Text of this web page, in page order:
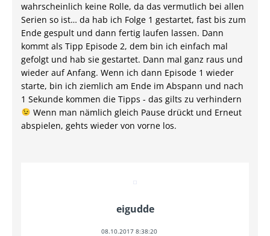
wahrscheinlich keine Rolle, da das vermutlich bei allen
Serien so ist… da hab ich Folge 1 gestartet, fast bis zum
Ende gespult und dann fertig laufen lassen. Dann
kommt als Tipp Episode 2, dem bin ich einfach mal
gefolgt und hab sie gestartet. Dann mal ganz raus und
wieder auf Anfang. Wenn ich dann Episode 1 wieder
starte, bin ich ziemlich am Ende im Abspann und nach
1 Sekunde kommen die Tipps - das gilts zu verhindern
Wenn man nämlich gleich Pause drückt und Erneut
abspielen, gehts wieder von vorne los.
eigudde
08.10.2017 8:38:20